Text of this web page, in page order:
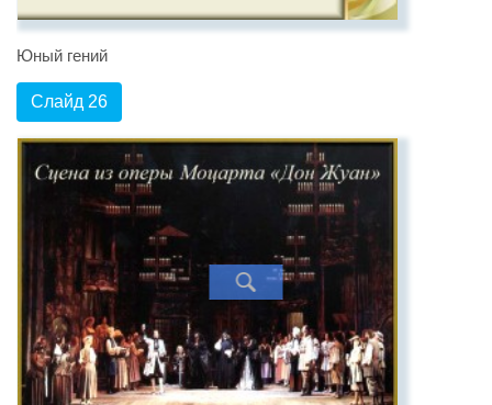
Юный гений
Слайд 26